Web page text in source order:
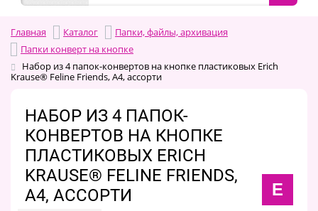
Главная Каталог
Папки, файлы, архивация
Папки конверт на кнопке
Набор из 4 папок-конвертов на кнопке пластиковых Erich
Krause® Feline Friends, A4, ассорти
НАБОР ИЗ 4 ПАПОК-
КОНВЕРТОВ НА КНОПКЕ
ПЛАСТИКОВЫХ ERICH
KRAUSE® FELINE FRIENDS,
A4, АССОРТИ
E